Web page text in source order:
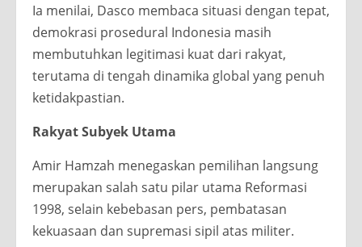
Ia menilai, Dasco membaca situasi dengan tepat,
demokrasi prosedural Indonesia masih
membutuhkan legitimasi kuat dari rakyat,
terutama di tengah dinamika global yang penuh
ketidakpastian.
Rakyat Subyek Utama
Amir Hamzah menegaskan pemilihan langsung
merupakan salah satu pilar utama Reformasi
1998, selain kebebasan pers, pembatasan
kekuasaan dan supremasi sipil atas militer.